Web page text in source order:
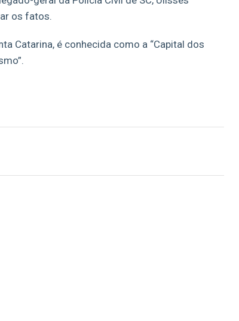
os fatos.
Catarina, é conhecida como a “Capital dos